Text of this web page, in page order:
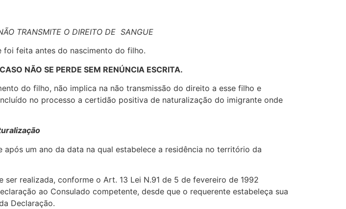
TRANSMITE O DIREITO DE SANGUE
feita antes do nascimento do filho.
NÃO SE PERDE SEM RENÚNCIA ESCRITA.
do filho, não implica na não transmissão do direito a esse filho e
no processo a certidão positiva de naturalização do imigrante onde
um ano da data na qual estabelece a residência no território da
realizada, conforme o Art. 13 Lei N.91 de 5 de fevereiro de 1992
ao Consulado competente, desde que o requerente estabeleça sua
Declaração.